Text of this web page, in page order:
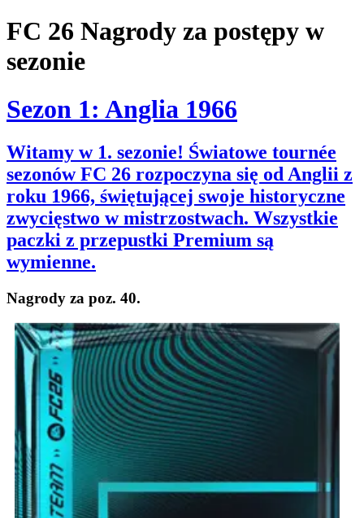
FC 26 Nagrody za postępy w
sezonie
Sezon 1: Anglia 1966
Witamy w 1. sezonie! Światowe tournée
sezonów FC 26 rozpoczyna się od Anglii z
roku 1966, świętującej swoje historyczne
zwycięstwo w mistrzostwach. Wszystkie
paczki z przepustki Premium są
wymienne.
Nagrody za poz. 40.